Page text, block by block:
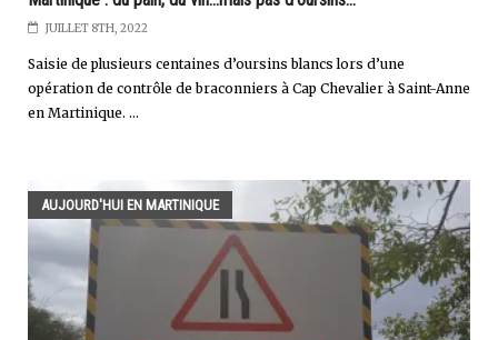
JUILLET 8TH, 2022
Saisie de plusieurs centaines d’oursins blancs lors d’une
opération de contrôle de braconniers à Cap Chevalier à Saint-Anne
en Martinique. ...
AUJOURD'HUI EN MARTINIQUE